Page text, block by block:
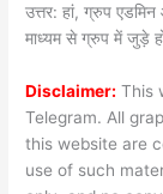
उत्तर: हां, ग्रुप
माध्यम से ग्रुप में जुड़े
Disclaimer: This
Telegram. All
this website are
use of such